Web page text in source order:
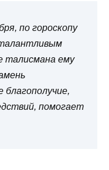
по гороскопу
талисмана ему
благополучие,
помогает